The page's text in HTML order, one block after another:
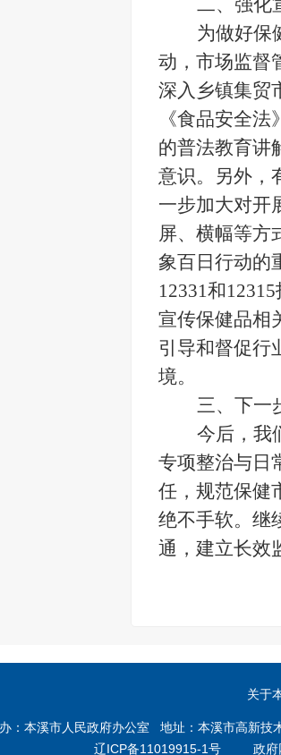
二、 强化
为做好保
动，市场监督
深入乡镇集贸
《食品安全
的普法教育讲
意识。另外，
一步加大对开
屏、横幅等方
象百日行动的
12331和
宣传保健品相
引导和督促行
境。
三、下一
今后，我
专项整治与日
任，规范保健
绝不手软。继
通，建立长效
关于
：本溪市人民政府办公室 地址：本溪市高新
辽ICP备11019915-1号 政府